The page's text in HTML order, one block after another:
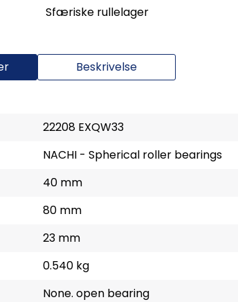
Sfæriske rullelager
Beskrivelse
22208 EXQW33
NACHI - Spherical roller bearings
40 mm
80 mm
23 mm
0.540 kg
None. open bearing